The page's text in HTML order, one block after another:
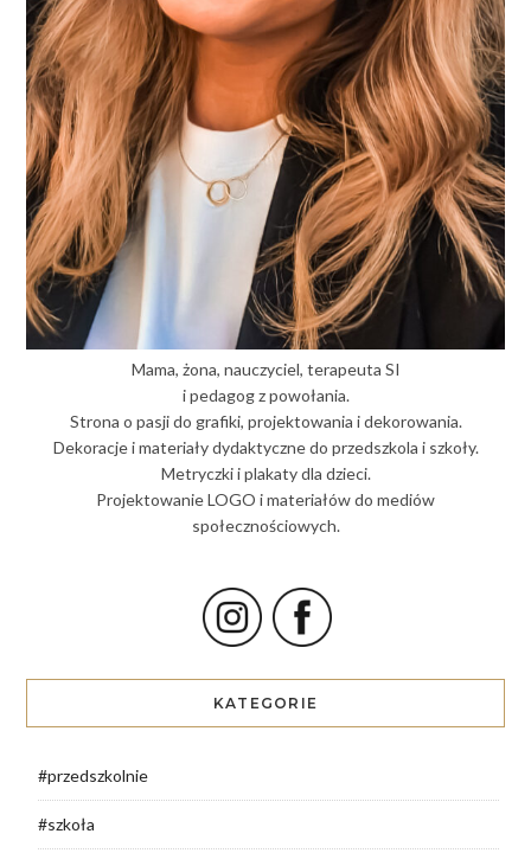
Mama, żona, nauczyciel, terapeuta SI
i pedagog z powołania.
Strona o pasji do grafiki, projektowania i dekorowania.
Dekoracje i materiały dydaktyczne do przedszkola i szkoły.
Metryczki i plakaty dla dzieci.
Projektowanie LOGO i materiałów do mediów
społecznościowych.
KATEGORIE
#przedszkolnie
#szkoła